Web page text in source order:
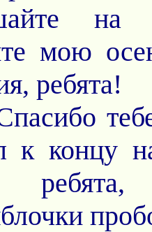
на
мою
ребята!
к концу